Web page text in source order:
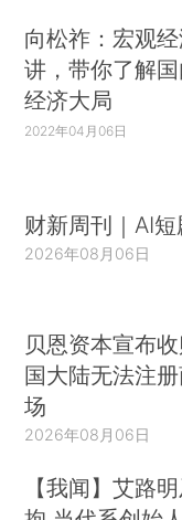
向松祚：宏观
讲，带你了解
经济大局
2022年04月06日
财新周刊｜AI
2026年08月06日
贝恩资本宣布
国大陆无法注
场
2026年08月06日
【我闻】艾路